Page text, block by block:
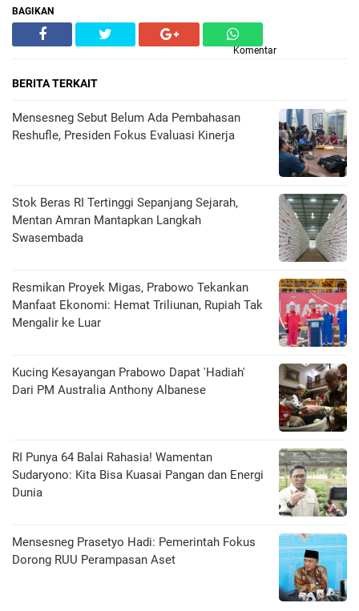
BAGIKAN
Komentar
BERITA TERKAIT
Mensesneg Sebut Belum Ada Pembahasan
Reshufle, Presiden Fokus Evaluasi Kinerja
Stok Beras RI Tertinggi Sepanjang Sejarah,
Mentan Amran Mantapkan Langkah
Swasembada
Resmikan Proyek Migas, Prabowo Tekankan
Manfaat Ekonomi: Hemat Triliunan, Rupiah Tak
Mengalir ke Luar
Kucing Kesayangan Prabowo Dapat 'Hadiah'
Dari PM Australia Anthony Albanese
RI Punya 64 Balai Rahasia! Wamentan
Sudaryono: Kita Bisa Kuasai Pangan dan Energi
Dunia
Mensesneg Prasetyo Hadi: Pemerintah Fokus
Dorong RUU Perampasan Aset